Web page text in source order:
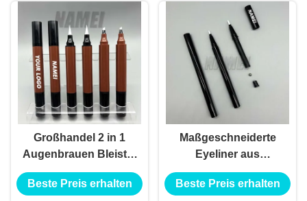
Großhandel 2 in 1
Augenbrauen Bleistift
und Eyeliner
Anpassung Druck
Beste Preis erhalten
Maßgeschneiderte
Eyeliner aus
Kunststoff
Verpackung Leere
Beste Preis erhalten